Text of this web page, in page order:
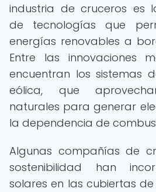
industria de cruceros es
de tecnologías que
energías renovables a
Entre las innovaciones
encuentran los sistemas
eólica, que
naturales para generar
la dependencia de
Algunas compañías de
sostenibilidad han
solares en las cubiertas